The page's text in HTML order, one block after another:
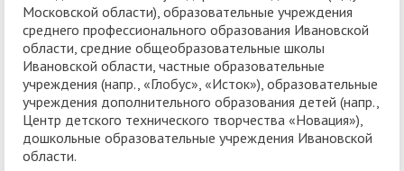
Московской области), образовательные учреждения
среднего профессионального образования Ивановской
области, средние общеобразовательные школы
Ивановской области, частные образовательные
учреждения (напр., «Глобус», «Исток»), образовательные
учреждения дополнительного образования детей (напр.,
Центр детского технического творчества «Новация»),
дошкольные образовательные учреждения Ивановской
области.